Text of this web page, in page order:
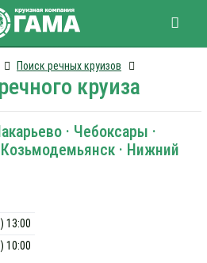
Поиск речных круизов
круиза
· Чебоксары ·
Козьмодемьянск · Нижний
13:00
10:00